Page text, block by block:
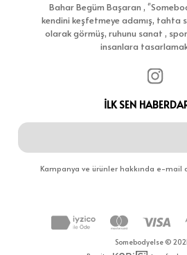
Bahar Begüm Başaran ,
kendini keşfetmeye adamış, tahta
olarak görmüş, ruhunu sanat ,
insanlara
İLK SEN
Kampanya ve ürünler hakkında e-mail
Somebodyelse ©